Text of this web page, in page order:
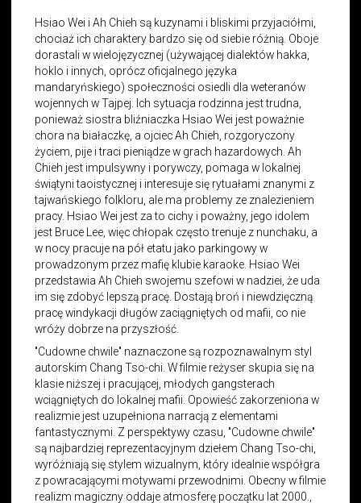
Hsiao Wei i Ah Chieh są kuzynami i bliskimi przyjaciółmi,
chociaż ich charaktery bardzo się od siebie różnią. Oboje
dorastali w wielojęzycznej (używającej dialektów hakka,
hoklo i innych, oprócz oficjalnego języka
mandaryńskiego) społeczności osiedli dla weteranów
wojennych w Tajpej. Ich sytuacja rodzinna jest trudna,
ponieważ siostra bliźniaczka Hsiao Wei jest poważnie
chora na białaczkę, a ojciec Ah Chieh, rozgoryczony
życiem, pije i traci pieniądze w grach hazardowych. Ah
Chieh jest impulsywny i porywczy, pomaga w lokalnej
świątyni taoistycznej i interesuje się rytuałami znanymi z
tajwańskiego folkloru, ale ma problemy ze znalezieniem
pracy. Hsiao Wei jest za to cichy i poważny, jego idolem
jest Bruce Lee, więc chłopak często trenuje z nunchaku, a
w nocy pracuje na pół etatu jako parkingowy w
prowadzonym przez mafię klubie karaoke. Hsiao Wei
przedstawia Ah Chieh swojemu szefowi w nadziei, że uda
im się zdobyć lepszą pracę. Dostają broń i niewdzięczną
pracę windykacji długów zaciągniętych od mafii, co nie
wróży dobrze na przyszłość.
"Cudowne chwile" naznaczone są rozpoznawalnym styl
autorskim Chang Tso-chi. W filmie reżyser skupia się na
klasie niższej i pracującej, młodych gangsterach
wciągniętych do lokalnej mafii. Opowieść zakorzeniona w
realizmie jest uzupełniona narracją z elementami
fantastycznymi. Z perspektywy czasu, "Cudowne chwile"
są najbardziej reprezentacyjnym dziełem Chang Tso-chi,
wyróżniają się stylem wizualnym, który idealnie współgra
z powracającymi motywami przewodnimi. Obecny w filmie
realizm magiczny oddaje atmosferę początku lat 2000.,